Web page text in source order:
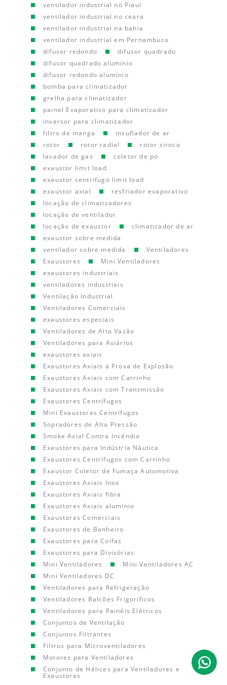
ventilador industrial no Piauí
ventilador industrial no ceara
ventilador industrial na bahia
ventilador industrial em Pernambuco
difusor redondo
difusor quadrado
difusor quadrado alumínio
difusor redondo alumínio
bomba para climatizador
grelha para climatizador
painel Evaporativo para climatizador
inversor para climatizador
filtro de manga
insuflador de ar
rotor
rotor radial
rotor siroco
lavador de gas
coletor de pó
exaustor limit load
exaustor centrifugo limit load
exaustor axial
resfriador evaporativo
locação de climatizadores
locação de ventilador
locação de exaustor
climatizador de ar
exaustor sobre medida
ventilador sobre medida
Ventiladores
Exaustores
Mini Ventiladores
exaustores industriais
ventiladores industriais
Ventilação Industrial
Ventiladores Comerciais
exaustores especiais
Ventiladores de Alta Vazão
Ventiladores para Aviários
exaustores axiais
Exaustores Axiais à Prova de Explosão
Exaustores Axiais com Carrinho
Exaustores Axiais com Transmissão
Exaustores Centrífugos
Mini Exaustores Centrífugos
Sopradores de Alta Pressão
Smoke Axial Contra Incêndio
Exaustores para Indústria Náutica
Exaustores Centrífugos com Carrinho
Exaustor Coletor de Fumaça Automotiva
Exaustores Axiais Inox
Exaustores Axiais fibra
Exaustores Axiais aluminio
Exaustores Comerciais
Exaustores de Banheiro
Exaustores para Coifas
Exaustores para Divisórias
Mini Ventiladores
Mini Ventiladores AC
Mini Ventiladores DC
Ventiladores para Refrigeração
Ventiladores Balcões Frigorificos
Ventiladores para Painéis Elétricos
Conjuntos de Ventilação
Conjuntos Filtrantes
Filtros para Microventiladores
Motores para Ventiladores
Conjunto de Hélices para Ventiladores e
Exaustores